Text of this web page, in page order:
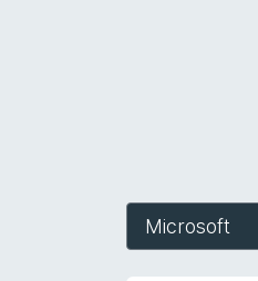
Microsoft